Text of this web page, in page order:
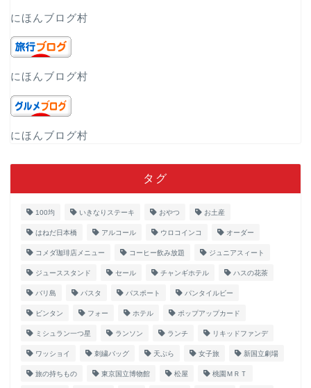
にほんブログ村
にほんブログ村
にほんブログ村
タグ
100均 いきなりステーキ おやつ お土産
はねだ日本橋 アルコール ウロコインコ オーダー
コメダ珈琲店メニュー コーヒー飲み放題 ジュニアスィート
ジューススタンド セール チャンギホテル ハスの花茶
バリ島 パスタ パスポート パンタイルビー
ビンタン フォー ホテル ポップアップカード
ミシュラン一つ星 ランソン ランチ リキッドファンデ
ワッショイ 刺繍バッグ 天ぷら 女子旅 新国立劇場
旅の持ちもの 東京国立博物館 松屋 桃園ＭＲＴ